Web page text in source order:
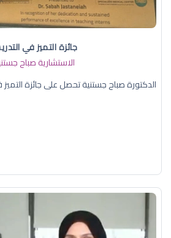
جائزة التميز في
الاستشارية صباح
الدكتورة صباح جستنية تحصل على جائزة التميز في